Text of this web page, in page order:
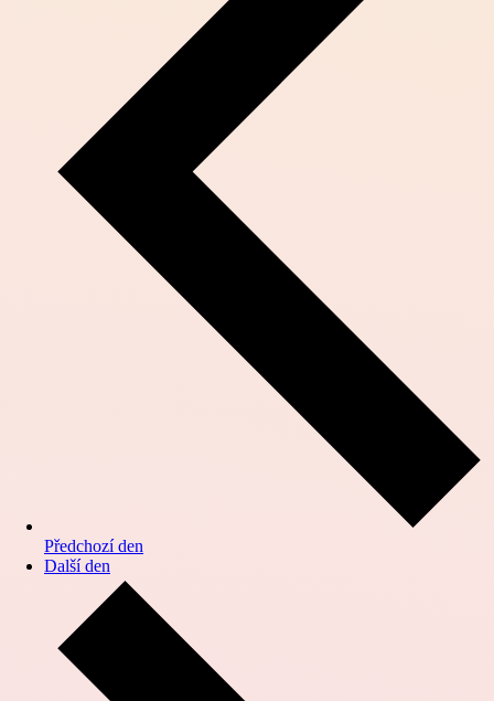
Předchozí den
Další den